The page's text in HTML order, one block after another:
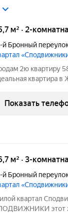
м² · 2-
й Бронный
2ю квартиру
квартира в ЖК
в тихом районе .
Показать
м² · 3-
й Бронный
квартал
этот жилой комплекс класса «комфорт» вдали